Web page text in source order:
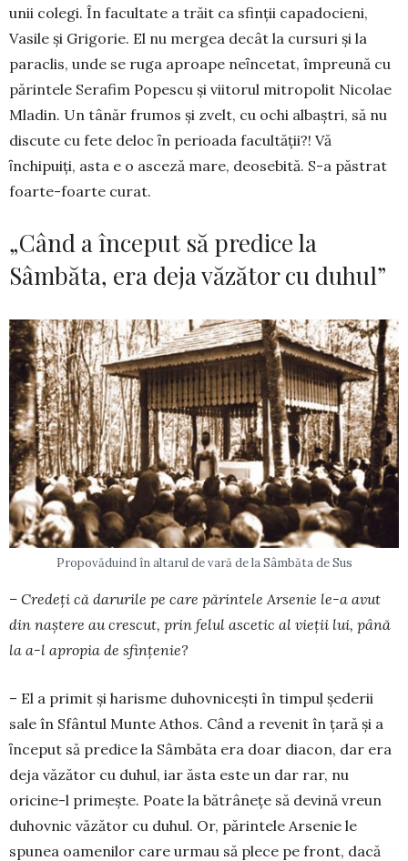
unii colegi. În facultate a trăit ca sfinţii capadocieni,
Vasile și Gri­gorie. El nu mergea decât la cursuri şi la
para­clis, unde se ruga aproape neȋncetat, împre­ună cu
părin­tele Serafim Popescu şi viitorul mitro­polit Nicolae
Mladin. Un tânăr frumos și zvelt, cu ochi albaştri, să nu
discute cu fete deloc ȋn perioada facultăţii?! Vă
ȋnchipuiţi, asta e o asceză mare, deosebită. S-a păstrat
foarte-foarte curat.
„Când a început să predice la
Sâmbăta, era deja văzător cu duhul”
Propovăduind în altarul de vară de la Sâmbăta de Sus
– Credeți că darurile pe care părintele Arsenie le-a avut
din naștere au crescut, prin felul ascetic al vieții lui, până
la a-l apropia de sfințenie?
– El a primit și harisme duhovnicești în timpul șederii
sale în Sfântul Munte Athos. Când a revenit în țară și a
ȋnceput să predice la Sâmbăta era doar diacon, dar era
deja văzător cu duhul, iar ăsta este un dar rar, nu
oricine-l primeşte. Poate la bătrâneţe să devină vreun
duhovnic văzător cu duhul. Or, pă­rin­tele Arsenie le
spunea oamenilor care urmau să plece pe front, dacă